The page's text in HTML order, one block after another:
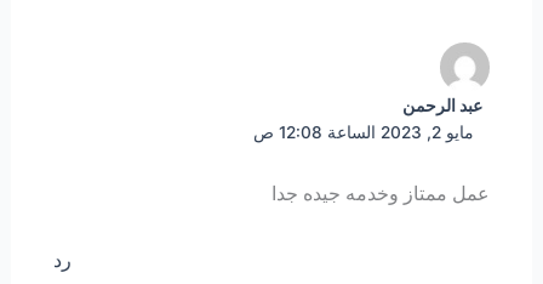
عبد الرحمن
مايو 2, 2023 الساعة 12:08 ص
عمل ممتاز وخدمه جيده جدا
رد